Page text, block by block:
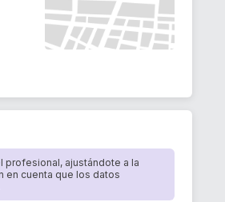
profesional, ajustándote a la
en cuenta que los datos